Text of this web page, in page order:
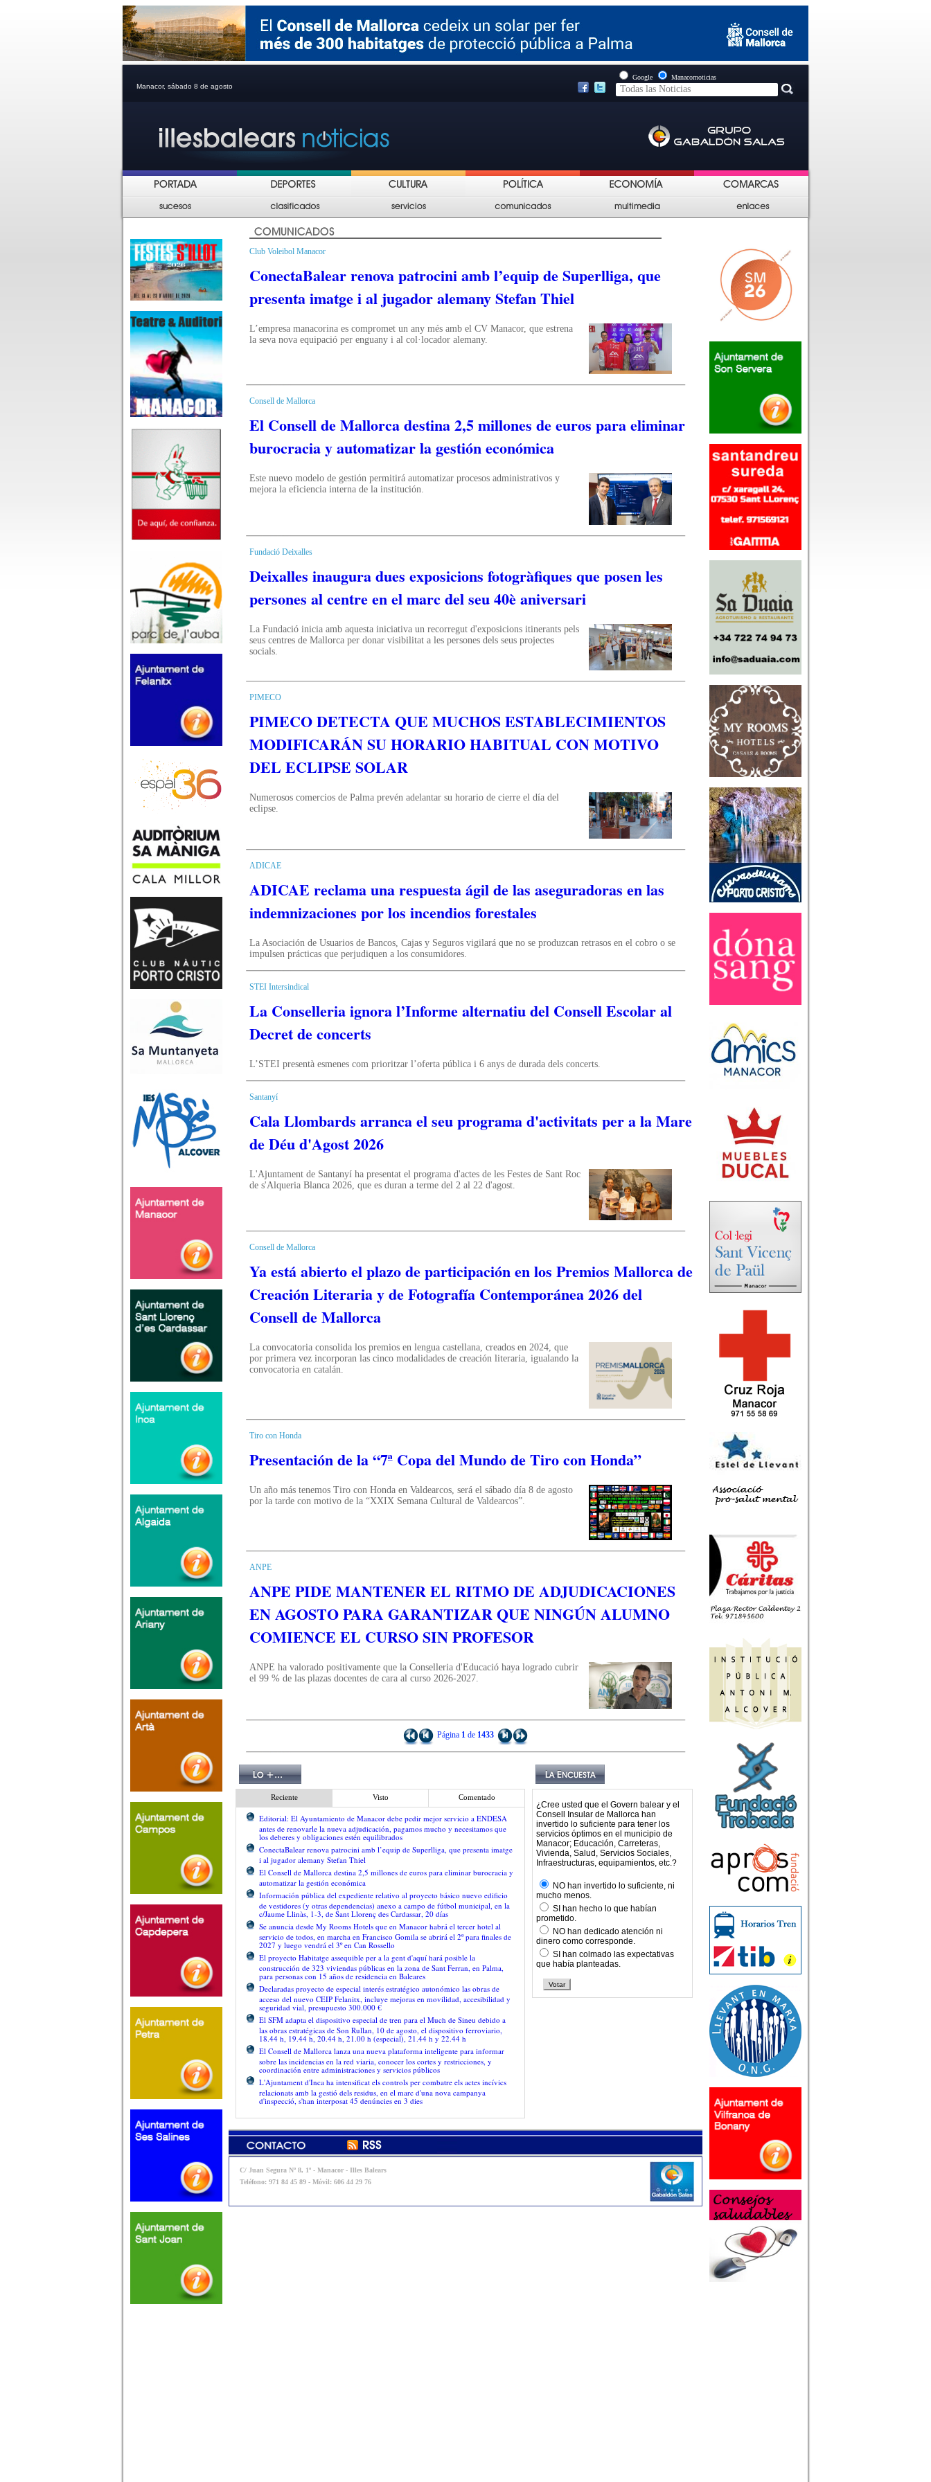
Manacor, sábado 8 de agosto
Google Manacornoticias
Club Voleibol Manacor
ConectaBalear renova patrocini amb l’equip de Superlliga, que
presenta imatge i al jugador alemany Stefan Thiel
L’empresa manacorina es compromet un any més amb el CV Manacor, que estrena
la seva nova equipació per enguany i al col·locador alemany.
Consell de Mallorca
El Consell de Mallorca destina 2,5 millones de euros para eliminar
burocracia y automatizar la gestión económica
Este nuevo modelo de gestión permitirá automatizar procesos administrativos y
mejora la eficiencia interna de la institución.
Fundació Deixalles
Deixalles inaugura dues exposicions fotogràfiques que posen les
persones al centre en el marc del seu 40è aniversari
La Fundació inicia amb aquesta iniciativa un recorregut d'exposicions itinerants pels
seus centres de Mallorca per donar visibilitat a les persones dels seus projectes
socials.
PIMECO
PIMECO DETECTA QUE MUCHOS ESTABLECIMIENTOS
MODIFICARÁN SU HORARIO HABITUAL CON MOTIVO
DEL ECLIPSE SOLAR
Numerosos comercios de Palma prevén adelantar su horario de cierre el día del
eclipse.
ADICAE
ADICAE reclama una respuesta ágil de las aseguradoras en las
indemnizaciones por los incendios forestales
La Asociación de Usuarios de Bancos, Cajas y Seguros vigilará que no se produzcan retrasos en el cobro o se
impulsen prácticas que perjudiquen a los consumidores.
STEI Intersindical
La Conselleria ignora l’Informe alternatiu del Consell Escolar al
Decret de concerts
L’STEI presentà esmenes com prioritzar l’oferta pública i 6 anys de durada dels concerts.
Santanyí
Cala Llombards arranca el seu programa d'activitats per a la Mare
de Déu d'Agost 2026
L'Ajuntament de Santanyí ha presentat el programa d'actes de les Festes de Sant Roc
de s'Alqueria Blanca 2026, que es duran a terme del 2 al 22 d'agost.
Consell de Mallorca
Ya está abierto el plazo de participación en los Premios Mallorca de
Creación Literaria y de Fotografía Contemporánea 2026 del
Consell de Mallorca
La convocatoria consolida los premios en lengua castellana, creados en 2024, que
por primera vez incorporan las cinco modalidades de creación literaria, igualando la
convocatoria en catalán.
Tiro con Honda
Presentación de la “7ª Copa del Mundo de Tiro con Honda”
Un año más tenemos Tiro con Honda en Valdearcos, será el sábado día 8 de agosto
por la tarde con motivo de la “XXIX Semana Cultural de Valdearcos”.
ANPE
ANPE PIDE MANTENER EL RITMO DE ADJUDICACIONES
EN AGOSTO PARA GARANTIZAR QUE NINGÚN ALUMNO
COMIENCE EL CURSO SIN PROFESOR
ANPE ha valorado positivamente que la Conselleria d'Educació haya logrado cubrir
el 99 % de las plazas docentes de cara al curso 2026-2027.
Página 1 de 1433
Reciente Visto Comentado
Editorial: El Ayuntamiento de Manacor debe pedir mejor servicio a ENDESA
antes de renovarle la nueva adjudicación, pagamos mucho y necesitamos que
los deberes y obligaciones estén equilibrados
ConectaBalear renova patrocini amb l’equip de Superlliga, que presenta imatge
i al jugador alemany Stefan Thiel
El Consell de Mallorca destina 2,5 millones de euros para eliminar burocracia y
automatizar la gestión económica
Información pública del expediente relativo al proyecto básico nuevo edificio
de vestidores (y otras dependencias) anexo a campo de fútbol municipal, en la
c/Jaume Llinàs, 1-3, de Sant Llorenç des Cardassar, 20 días
Se anuncia desde My Rooms Hotels que en Manacor habrá el tercer hotel al
servicio de todos, en marcha en Francisco Gomila se abrirá el 2º para finales de
2027 y luego vendrá el 3º en Can Rossello
El proyecto Habitatge assequible per a la gent d'aquí hará posible la
construcción de 323 viviendas públicas en la zona de Sant Ferran, en Palma,
para personas con 15 años de residencia en Baleares
Declaradas proyecto de especial interés estratégico autonómico las obras de
acceso del nuevo CEIP Felanitx, incluye mejoras en movilidad, accesibilidad y
seguridad vial, presupuesto 300.000 €
El SFM adapta el dispositivo especial de tren para el Much de Sineu debido a
las obras estratégicas de Son Rullan, 10 de agosto, el dispositivo ferroviario,
18.44 h, 19.44 h, 20.44 h, 21.00 h (especial), 21.44 h y 22.44 h
El Consell de Mallorca lanza una nueva plataforma inteligente para informar
sobre las incidencias en la red viaria, conocer los cortes y restricciones, y
coordinación entre administraciones y servicios públicos
L'Ajuntament d'Inca ha intensificat els controls per combatre els actes incívics
relacionats amb la gestió dels residus, en el marc d'una nova campanya
d'inspecció, s'han interposat 45 denúncies en 3 dies
¿Cree usted que el Govern balear y el
Consell Insular de Mallorca han
invertido lo suficiente para tener los
servicios óptimos en el municipio de
Manacor; Educación, Carreteras,
Vivienda, Salud, Servicios Sociales,
Infraestructuras, equipamientos, etc.?
NO han invertido lo suficiente, ni
mucho menos.
SI han hecho lo que habían
prometido.
NO han dedicado atención ni
dinero como corresponde.
SI han colmado las expectativas
que había planteadas.
C/ Juan Segura Nº 8, 1º - Manacor - Illes Balears
Teléfono: 971 84 45 89 - Móvil: 606 44 29 76